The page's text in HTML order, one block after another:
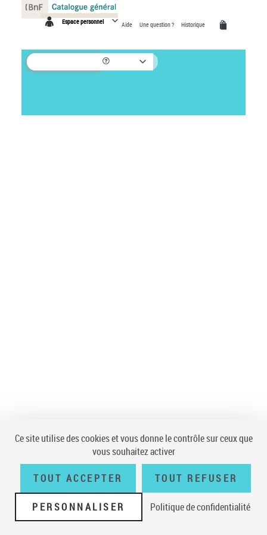
Espace personnel Aide Une question ? Historique
Panneau de gestion des cookies
Ce site utilise des cookies et vous donne le contrôle sur ceux que
vous souhaitez activer
TOUT ACCEPTER TOUT REFUSER
PERSONNALISER Politique de confidentialité